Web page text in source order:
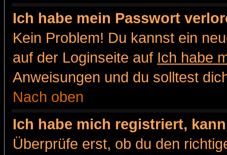
Ich habe mein Passwort
Kein Problem! Du kannst ein
auf der Loginseite auf Ich habe
Anweisungen und du solltest
Nach oben
Ich habe mich registriert,
Überprüfe erst, ob du den